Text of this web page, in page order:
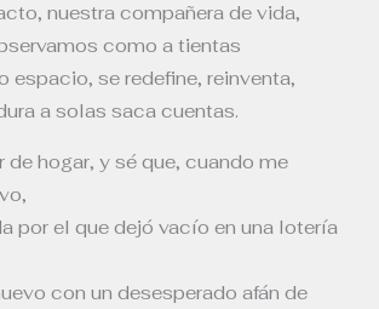
nuestra compañera de vida,
como a tientas
espacio, se redefine, reinventa,
a solas saca cuentas.
de hogar, y sé que, cuando me
por el que dejó vacío en una lotería
con un desesperado afán de